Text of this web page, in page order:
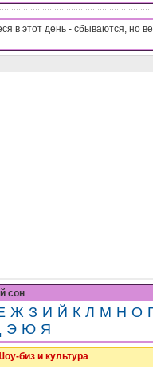
в этот день - cбывaютcя, нo
сон
Ж З И Й К Л М Н О
Э Ю Я
биз и культура